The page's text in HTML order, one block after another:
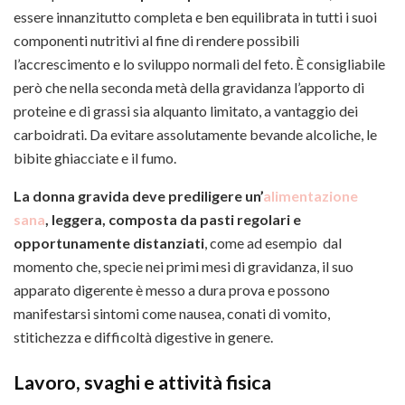
essere innanzitutto completa e ben equilibrata in tutti i suoi
componenti nutritivi al fine di rendere possibili
l’accrescimento e lo sviluppo normali del feto. È consigliabile
però che nella seconda metà della gravidanza l’apporto di
proteine e di grassi sia alquanto limitato, a vantaggio dei
carboidrati. Da evitare assolutamente bevande alcoliche, le
bibite ghiacciate e il fumo.
La donna gravida deve prediligere un’alimentazione
sana, leggera, composta da pasti regolari e
opportunamente distanziati, come ad esempio dal
momento che, specie nei primi mesi di gravidanza, il suo
apparato digerente è messo a dura prova e possono
manifestarsi sintomi come nausea, conati di vomito,
stitichezza e difficoltà digestive in genere.
Lavoro, svaghi e attività fisica